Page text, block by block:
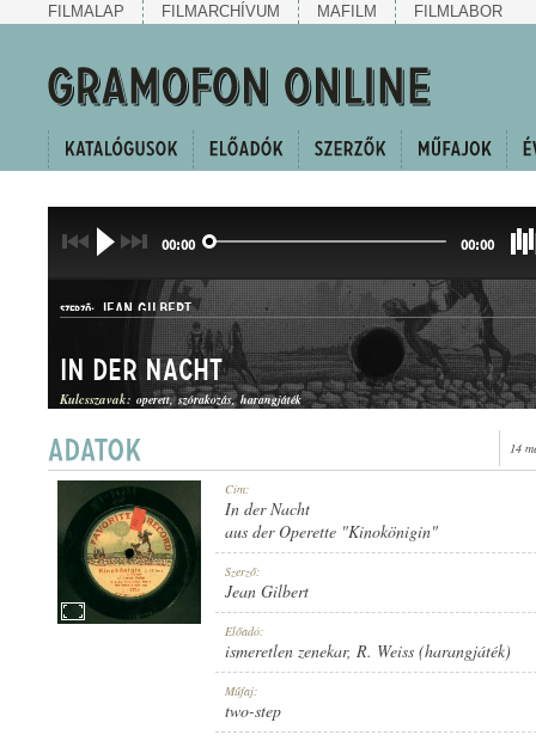
FILMALAP FILMARCHÍVUM MAFILM FILMLABOR
00:00 00:00
SZERZŐ: JEAN GILBERT
TWO-STEP
1913 KÖRÜL
In der Nacht
Kulcsszavak: operett szórakozás harangjáték
14
Cím:
In der Nacht
aus der Operette "Kinokönigin"
Szerző:
Jean Gilbert
Előadó:
ismeretlen zenekar, R. Weiss (harangjáték)
Műfaj:
two-step